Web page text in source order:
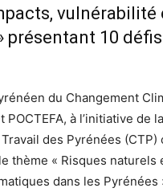
vulnérabilité
présentant 10
du Changement
POCTEFA, à l’initiative de la
des Pyrénées (CTP)
thème « Risques naturels
dans les Pyrénées